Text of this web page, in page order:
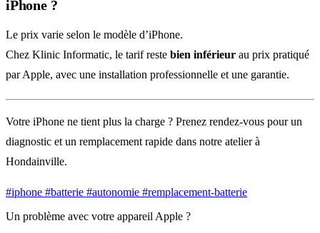
iPhone ?
Le prix varie selon le modèle d’iPhone.
Chez Klinic Informatic, le tarif reste bien inférieur au prix pratiqué
par Apple, avec une installation professionnelle et une garantie.
Votre iPhone ne tient plus la charge ? Prenez rendez-vous pour un
diagnostic et un remplacement rapide dans notre atelier à
Hondainville.
#iphone #batterie #autonomie #remplacement-batterie
Un problème avec votre appareil Apple ?